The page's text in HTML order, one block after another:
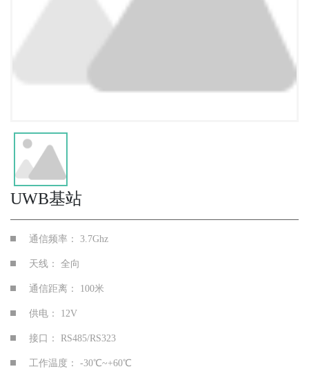
UWB基站
通信频率： 3.7Ghz
天线： 全向
通信距离： 100米
供电： 12V
接口： RS485/RS323
工作温度： -30℃~+60℃